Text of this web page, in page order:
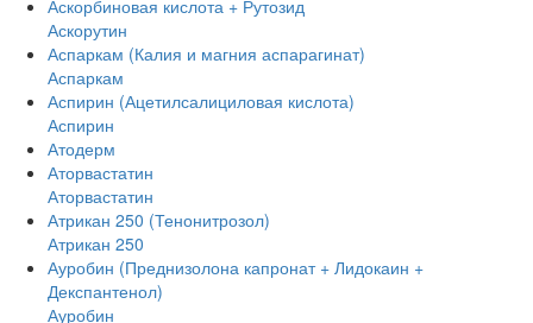
Аскорбиновая кислота + Рутозид
Аскорутин
Аспаркам (Калия и магния аспарагинат)
Аспаркам
Аспирин (Ацетилсалициловая кислота)
Аспирин
Атодерм
Аторвастатин
Аторвастатин
Атрикан 250 (Тенонитрозол)
Атрикан 250
Ауробин (Преднизолона капронат + Лидокаин +
Декспантенол)
Ауробин